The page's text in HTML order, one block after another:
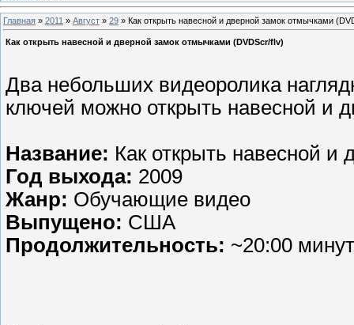
Главная » 2011 » Август » 29 » Как открыть навесной и дверной замок отмычками
Как открыть навесной и дверной замок отмычками (DVDScr/flv)
Два небольших видеоролика
ключей можно открыть навесной и
Название: Как открыть навесной и
Год выхода: 2009
Жанр: Обучающие видео
Выпущено: США
Продолжительность: ~20:00 минут